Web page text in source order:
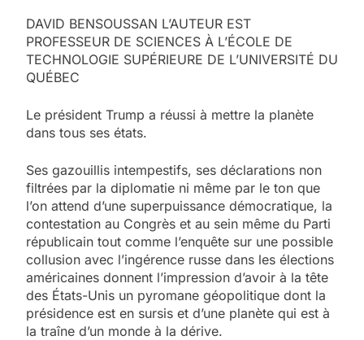
DAVID BENSOUSSAN L’AUTEUR EST
PROFESSEUR DE SCIENCES À L’ÉCOLE DE
TECHNOLOGIE SUPÉRIEURE DE L’UNIVERSITÉ DU
QUÉBEC
Le président Trump a réussi à mettre la planète
dans tous ses états.
Ses gazouillis intempestifs, ses déclarations non
filtrées par la diplomatie ni même par le ton que
l’on attend d’une superpuissance démocratique, la
contestation au Congrès et au sein même du Parti
républicain tout comme l’enquête sur une possible
collusion avec l’ingérence russe dans les élections
américaines donnent l’impression d’avoir à la tête
des États-Unis un pyromane géopolitique dont la
présidence est en sursis et d’une planète qui est à
la traîne d’un monde à la dérive.